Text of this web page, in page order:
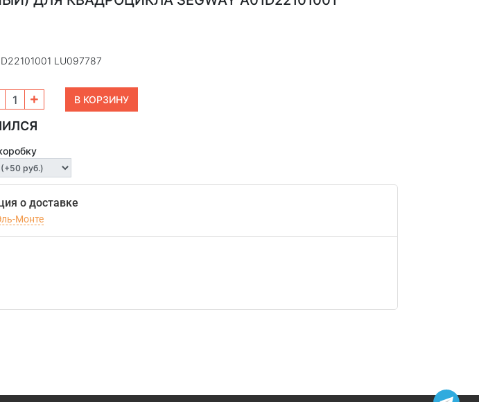
LU097787
о доставке
Монте